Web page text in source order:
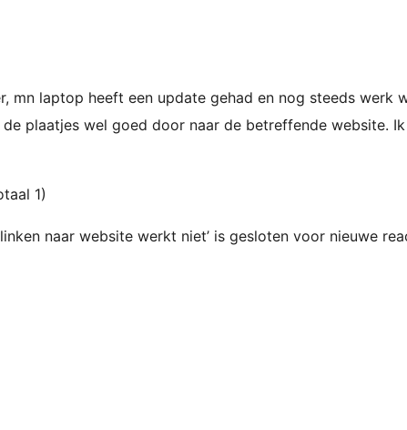
mn laptop heeft een update gehad en nog steeds werk
plaatjes wel goed door naar de betreffende website.
1)
naar website werkt niet’ is gesloten voor nieuwe